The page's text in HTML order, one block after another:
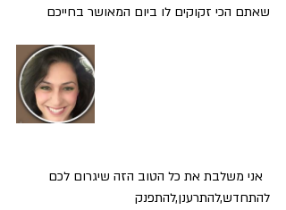
שאתם הכי זקוקים לו ביום המאושר בחייכם
  אני משלבת את כל הטוב הזה שיגרום לכם
להתחדש,להתרענן,להתפנק